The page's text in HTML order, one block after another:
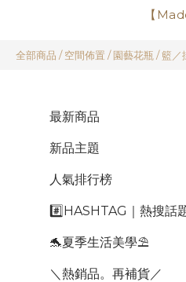
【
全部商品 /空間佈置 /園藝花瓶 /籃／
最新商品
新品主題
人氣排行榜
#️⃣HASHTAG｜熱搜話
🐬夏季生活美學⛱️
＼熱銷品。再補貨／